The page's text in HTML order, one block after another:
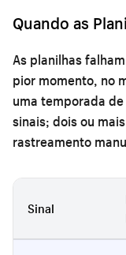
Quando as
As planilhas
pior momento, no
uma temporada
sinais; dois ou
rastreamento
Sinal